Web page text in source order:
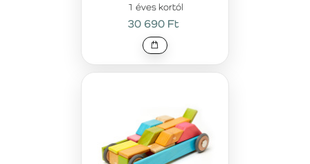
1 éves kortól
30 690 Ft